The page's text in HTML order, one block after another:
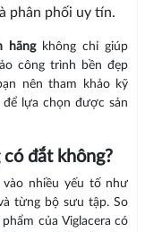
phân phối uy tín.
hãngkhông chỉ giúp
công trình bền đẹp
nên tham khảo kỹ
lựa chọn được sản
đắt không?
nhiều yếu tố như
từng bộ sưu tập. So
của Viglacera có